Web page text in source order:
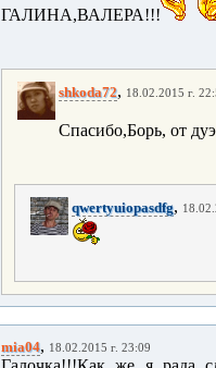
ГАЛИНА,ВАЛЕРА!!!
shkoda72, 18.02.2015 г.
Спасибо,Борь, от
qwertyuiopasdfg,
mia04, 18.02.2015 г. 23:09